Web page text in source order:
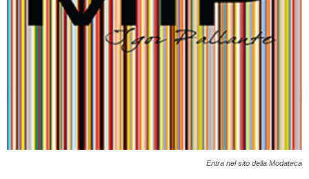
Entra nel sito della Modateca